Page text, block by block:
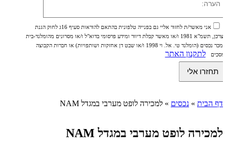
אני מאשר/ת לחזור אליי גם בפנייה טלפונית בהתאם להוראות סעיף 16ג לחוק הגנת
הצרכן, תשמ"א 1981 ו/או מאשר קבלת דיוור ומידע פרסומי בדוא"ל ו/או מסרונים מהומלנד-בית
ממכר נכסים (הומלנד טי. אל. וי 1998 ו/או שבט דן אחזקות ושותפויות) או חברות הקבוצה
ומסכים
לתקנון האתר
דף הבית » נכסים » למכירה לופט מערבי במגדל NAM
למכירה לופט מערבי במגדל NAM